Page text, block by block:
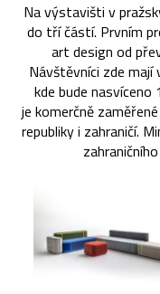
Na výstavišti v
do tří částí. Prvním
art design od
Návštěvníci zde
kde bude
je komerčně
republiky i zahraničí.